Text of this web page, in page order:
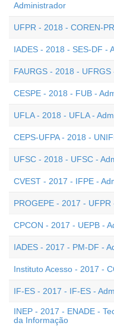
Administrador
UFPR - 2018 - COREN-
IADES - 2018 - SES-DF -
FAURGS - 2018 -
CESPE - 2018 - FUB -
UFLA - 2018 - UFLA -
CEPS-UFPA - 2018 -
UFSC - 2018 - UFSC -
CVEST - 2017 - IFPE -
PROGEPE - 2017 -
CPCON - 2017 - UEPB -
IADES - 2017 - PM-DF -
Instituto Acesso - 2017 -
IF-ES - 2017 - IF-ES -
INEP - 2017 - ENADE -
da Informação